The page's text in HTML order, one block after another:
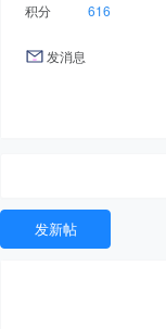
积分 616
发消息
发新帖